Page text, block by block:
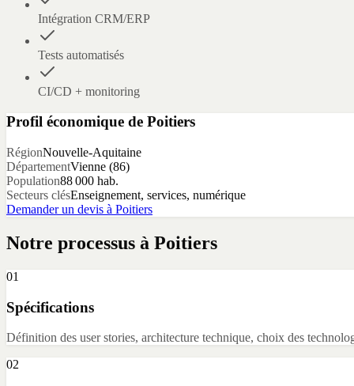
Intégration CRM/ERP
Tests automatisés
CI/CD + monitoring
Profil économique de Poitiers
RégionNouvelle-Aquitaine
DépartementVienne (86)
Population88 000 hab.
Secteurs clésEnseignement, services, numérique
Demander un devis à Poitiers
Notre processus à Poitiers
01
Spécifications
Définition des user stories, architecture technique, choix des
02